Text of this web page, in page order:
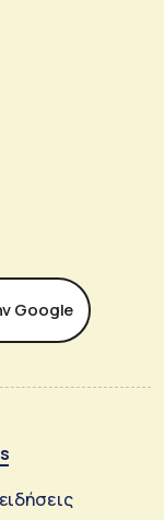
Google